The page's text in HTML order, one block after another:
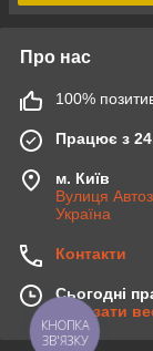
Про нас
100%
Працює з
м. Київ
Вулиця
Україна
Контакти
Сьогодні
Показати
КНОПКА
ЗВ'ЯЗКУ